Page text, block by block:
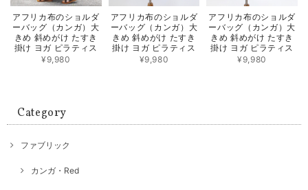
アフリカ布のショルダ
ーバッグ（カンガ）大
きめ 斜めがけ たすき
掛け ヨガ ピラティス
¥9,980
アフリカ布のショルダ
ーバッグ（カンガ）大
きめ 斜めがけ たすき
掛け ヨガ ピラティス
¥9,980
アフリカ布のショルダ
ーバッグ（カンガ）大
きめ 斜めがけ たすき
掛け ヨガ ピラティス
¥9,980
Category
ファブリック
カンガ・Red